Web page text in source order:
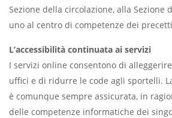
Sezione della circolazione, alla Sezione
uno al centro di competenze dei
L’accessibilità continuata ai servizi
I servizi online consentono di
uffici e di ridurre le code agli sportelli.
è comunque sempre assicurata, in
delle competenze informatiche dei